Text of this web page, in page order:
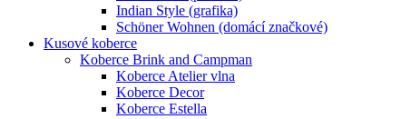
Indian Style (grafika)
Schöner Wohnen (domácí značkové)
Kusové koberce
Koberce Brink and Campman
Koberce Atelier vlna
Koberce Decor
Koberce Estella